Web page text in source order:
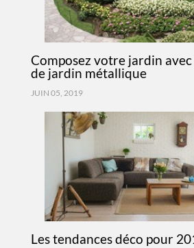
Composez votre jardin
de jardin métallique
JUIN 05, 2019
Les tendances déco pour